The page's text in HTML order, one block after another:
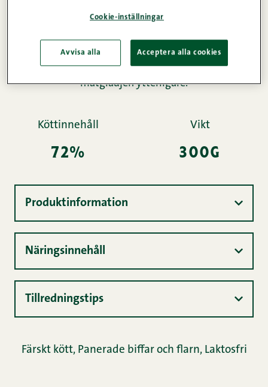
garanterat: de är enkla och snabba att tillreda i
paneringen och oljan finns redan på den mörade
ytterfilébiten och ranchkryddan bara förhöjer
matglädjen ytterligare.
Köttinnehåll
72%
Vikt
300g
Produktinformation
Näringsinnehåll
Tillredningstips
Färskt kött, Panerade biffar och flarn, Laktosfri
Cookie-inställningar
Avvisa alla Acceptera alla cookies